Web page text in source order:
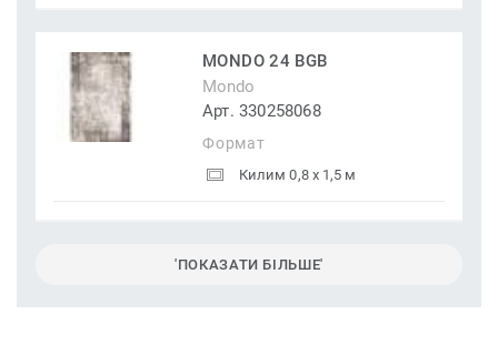
MONDO 24 BGB
Mondo
Арт. 330258068
Формат
Килим 0,8 x 1,5 м
'ПОКАЗАТИ БІЛЬШЕ'